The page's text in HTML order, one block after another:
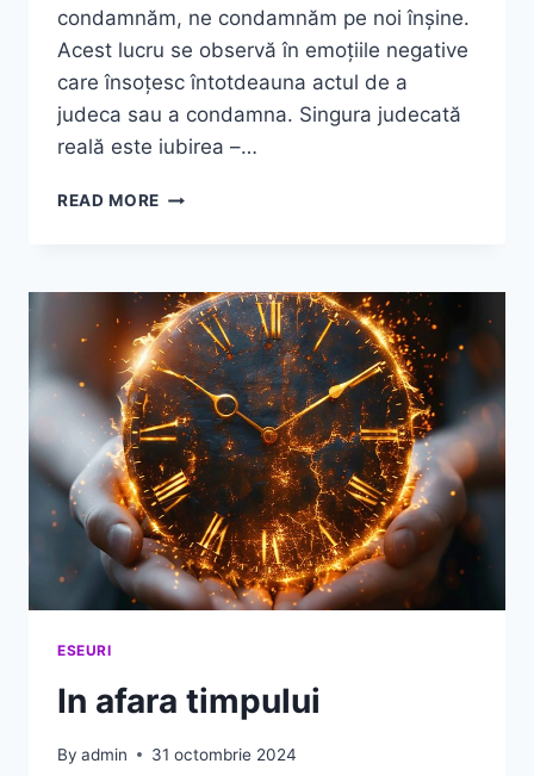
condamnăm, ne condamnăm pe noi înșine.
Acest lucru se observă în emoțiile negative
care însoțesc întotdeauna actul de a
judeca sau a condamna. Singura judecată
reală este iubirea –…
READ MORE IUBIREA
JUDECATA
ESEURI
In afara timpului
By admin 31 octombrie 2024